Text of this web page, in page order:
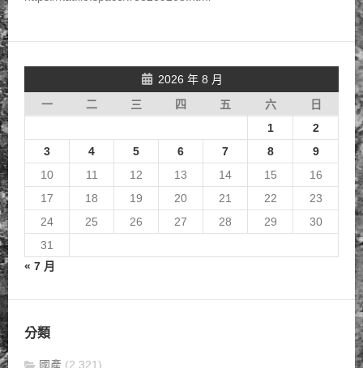
2026 年 8 月
一
二 三 四 五 六
日
1
2
3
4 5 6 7 8
9
10
11 12 13 14 15
16
17
18 19 20 21 22
23
24
25 26 27 28 29
30
31
« 7 月
分類
國產 (2,321)